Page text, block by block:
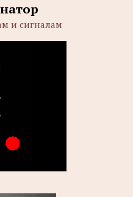
и сигналам